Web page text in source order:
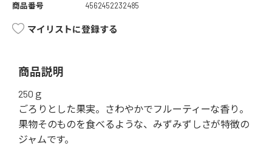
商品番号
4562452232485
マイリストに登録する
商品説明
250ｇ
ごろりとした果実。さわやかでフルーティーな香り。
果物そのものを食べるような、みずみずしさが特徴の
ジャムです。